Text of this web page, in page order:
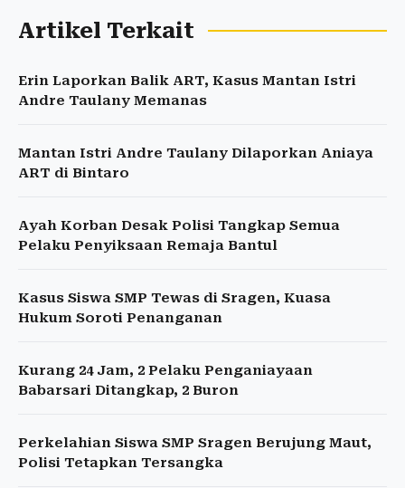
Artikel Terkait
Erin Laporkan Balik ART, Kasus Mantan Istri
Andre Taulany Memanas
Mantan Istri Andre Taulany Dilaporkan Aniaya
ART di Bintaro
Ayah Korban Desak Polisi Tangkap Semua
Pelaku Penyiksaan Remaja Bantul
Kasus Siswa SMP Tewas di Sragen, Kuasa
Hukum Soroti Penanganan
Kurang 24 Jam, 2 Pelaku Penganiayaan
Babarsari Ditangkap, 2 Buron
Perkelahian Siswa SMP Sragen Berujung Maut,
Polisi Tetapkan Tersangka